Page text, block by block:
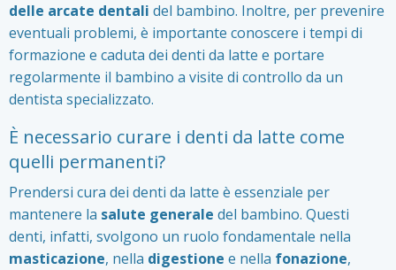
delle arcate dentali del bambino. Inoltre, per prevenire
eventuali problemi, è importante conoscere i tempi di
formazione e caduta dei denti da latte e portare
regolarmente il bambino a visite di controllo da un
dentista specializzato.
È necessario curare i denti da latte come
quelli permanenti?
Prendersi cura dei denti da latte è essenziale per
mantenere la salute generale del bambino. Questi
denti, infatti, svolgono un ruolo fondamentale nella
masticazione, nella digestione e nella fonazione,